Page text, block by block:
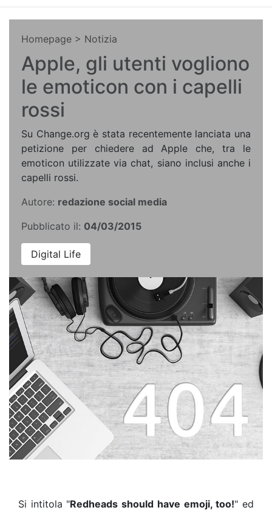
Homepage > Notizia
Apple, gli utenti vogliono
le emoticon con i capelli
rossi
Su Change.org è stata recentemente lanciata una
petizione per chiedere ad Apple che, tra le
emoticon utilizzate via chat, siano inclusi anche i
capelli rossi.
Autore: redazione social media
Pubblicato il: 04/03/2015
Digital Life
Si intitola "Redheads should have emoji, too!" ed